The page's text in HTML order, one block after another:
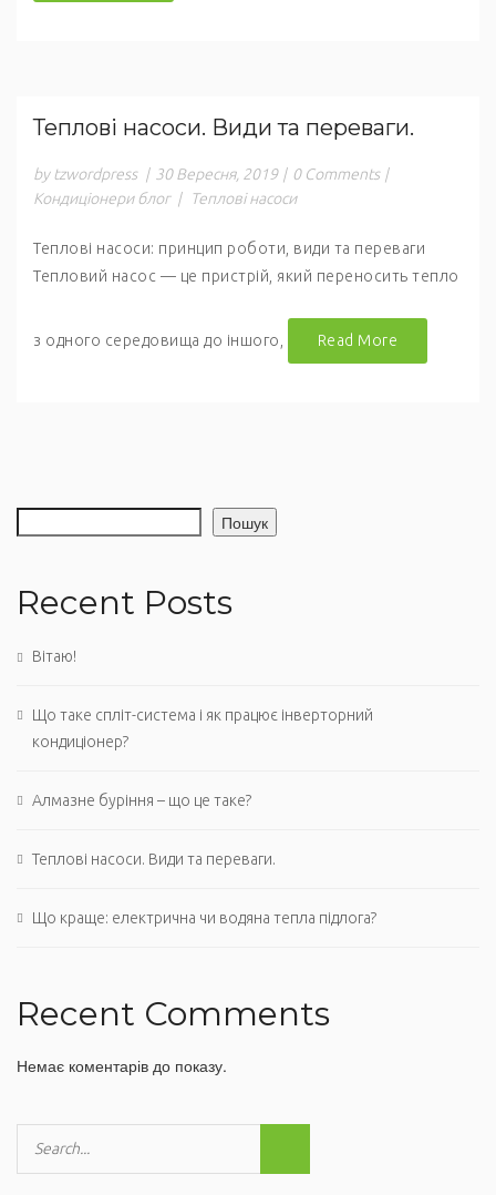
Теплові насоси. Види та переваги.
by tzwordpress | 30 Вересня, 2019 | 0 Comments |
Кондиціонери блог | Теплові насоси
Теплові насоси: принцип роботи, види та переваги
Тепловий насос — це пристрій, який переносить тепло
з одного середовища до іншого, Read More
Пошук
Recent Posts
Вітаю!
Що таке спліт-система і як працює інверторний
кондиціонер?
Алмазне буріння – що це таке?
Теплові насоси. Види та переваги.
Що краще: електрична чи водяна тепла підлога?
Recent Comments
Немає коментарів до показу.